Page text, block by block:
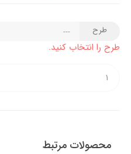
طرح
طرح را انتخاب کنید.
محصولات مرتبط